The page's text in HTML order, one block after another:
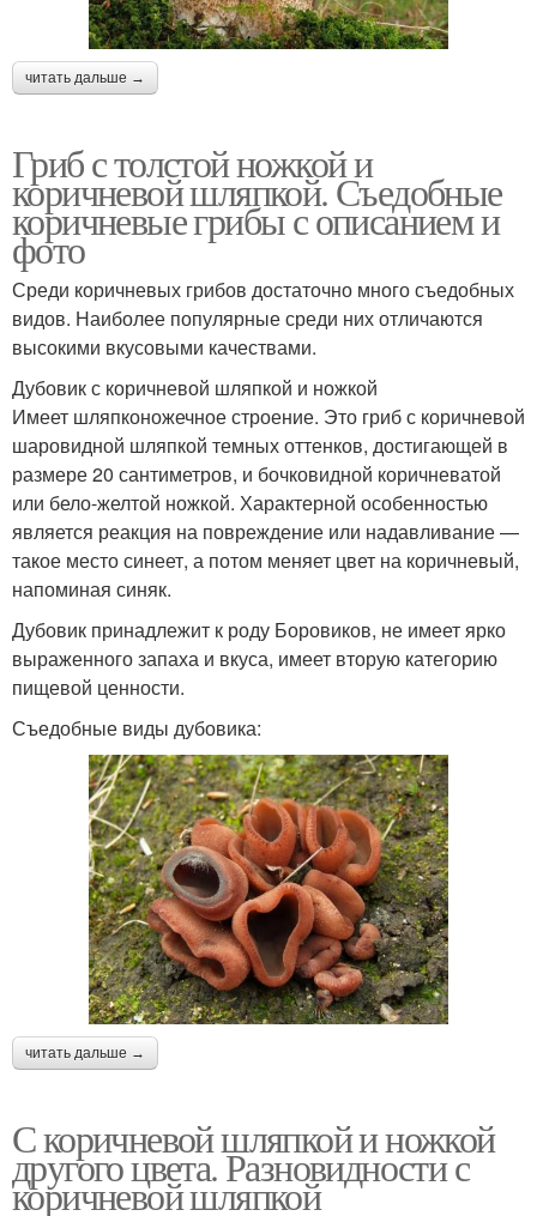
читать дальше →
Гриб с толстой ножкой и
коричневой шляпкой. Съедобные
коричневые грибы с описанием и
фото
Среди коричневых грибов достаточно много съедобных
видов. Наиболее популярные среди них отличаются
высокими вкусовыми качествами.
Дубовик с коричневой шляпкой и ножкой
Имеет шляпконожечное строение. Это гриб с коричневой
шаровидной шляпкой темных оттенков, достигающей в
размере 20 сантиметров, и бочковидной коричневатой
или бело-желтой ножкой. Характерной особенностью
является реакция на повреждение или надавливание —
такое место синеет, а потом меняет цвет на коричневый,
напоминая синяк.
Дубовик принадлежит к роду Боровиков, не имеет ярко
выраженного запаха и вкуса, имеет вторую категорию
пищевой ценности.
Съедобные виды дубовика:
читать дальше →
С коричневой шляпкой и ножкой
другого цвета. Разновидности с
коричневой шляпкой